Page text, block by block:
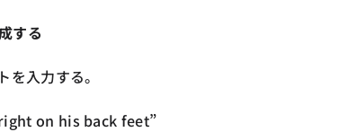
する
入力する。
on his back feet”